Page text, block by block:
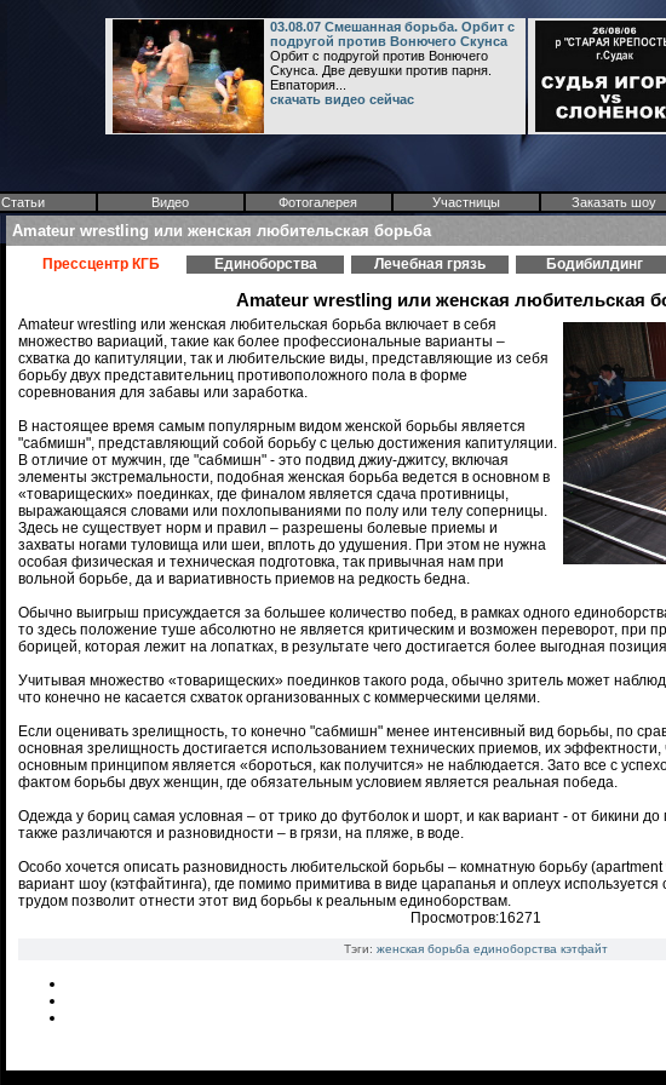
03.08.07 Смешанная борьба. Орбит с
подругой против Вонючего Скунса
Орбит с подругой против Вонючего
Скунса. Две девушки против парня.
Евпатория...
скачать видео сейчас
Статьи Видео Фотогалерея Участницы Заказать шоу
Аmateur wrestling или женская любительская борьба
Прессцентр КГБ Единоборства Лечебная грязь Бодибилдинг
Аmateur wrestling или женская любительская
Аmateur wrestling или женская любительская борьба включает в себя
множество вариаций, такие как более профессиональные варианты –
схватка до капитуляции, так и любительские виды, представляющие из себя
борьбу двух представительниц противоположного пола в форме
соревнования для забавы или заработка.
В настоящее время самым популярным видом женской борьбы является
"сабмишн", представляющий собой борьбу с целью достижения капитуляции.
В отличие от мужчин, где "сабмишн" - это подвид джиу-джитсу, включая
элементы экстремальности, подобная женская борьба ведется в основном в
«товарищеских» поединках, где финалом является сдача противницы,
выражающаяся словами или похлопываниями по полу или телу соперницы.
Здесь не существует норм и правил – разрешены болевые приемы и
захваты ногами туловища или шеи, вплоть до удушения. При этом не нужна
особая физическая и техническая подготовка, так привычная нам при
вольной борьбе, да и вариативность приемов на редкость бедна.
Обычно выигрыш присуждается за большее количество побед, в рамках одного
то здесь положение туше абсолютно не является критическим и возможен переворот, при
борицей, которая лежит на лопатках, в результате чего достигается более выгодная
Учитывая множество «товарищеских» поединков такого рода, обычно зритель может
что конечно не касается схваток организованных с коммерческими целями.
Если оценивать зрелищность, то конечно "сабмишн" менее интенсивный вид борьбы, по
основная зрелищность достигается использованием технических приемов, их эффектности,
основным принципом является «бороться, как получится» не наблюдается. Зато все с
фактом борьбы двух женщин, где обязательным условием является реальная победа.
Одежда у бориц самая условная – от трико до футболок и шорт, и как вариант - от бикини
также различаются и разновидности – в грязи, на пляже, в воде.
Особо хочется описать разновидность любительской борьбы – комнатную борьбу (apartment
вариант шоу (кэтфайтинга), где помимо примитива в виде царапанья и оплеух используется
трудом позволит отнести этот вид борьбы к реальным единоборствам.
Просмотров:16271
Тэги: женская борьба единоборства кэтфайт